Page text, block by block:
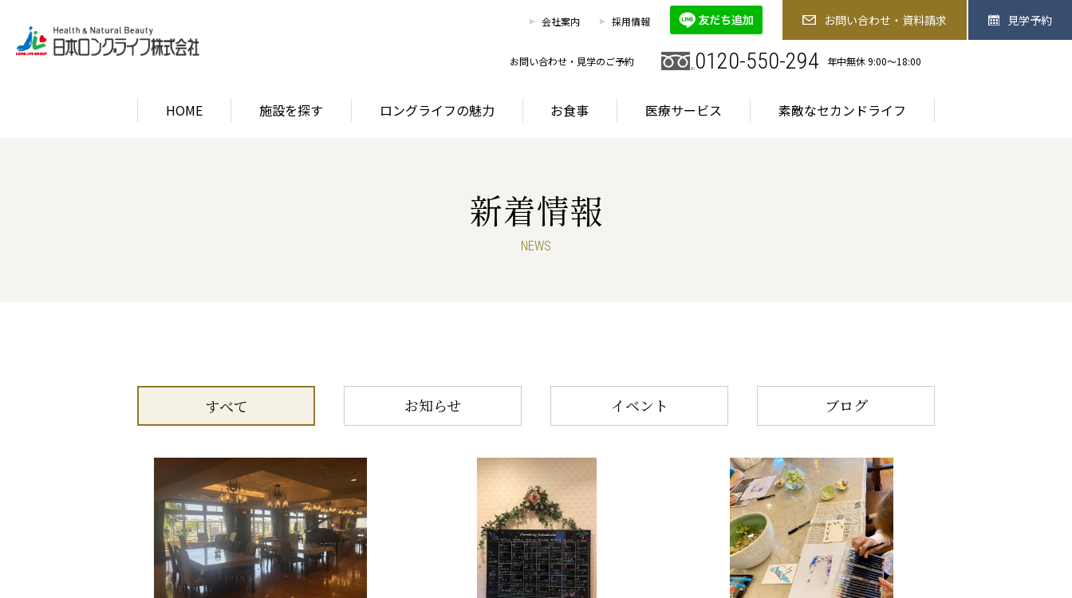
会社案内 採用情報 お問い合わせ・資料請求 見学予約
お問い合わせ・見学のご予約 0120-550-294 年中無休 9:00〜18:00
HOME 施設を探す ロングライフの魅力 お食事 医療サービス 素敵なセカンドライフ
お客様相談室 0120-550-294 お問い合わせ・資料請求 見学予約
首都圏・東海エリア
ロングライフの魅力
ロングライフが選ばれる理由 サービス
お食事 医療サービス
新着情報
NEWS
すべて お知らせ イベント ブログ